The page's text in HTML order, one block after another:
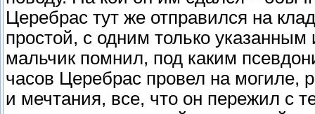
Церебрас тут же отправился на
простой, с одним только
мальчик помнил, под каким
часов Церебрас провел на
и мечтания, все, что он пережил с